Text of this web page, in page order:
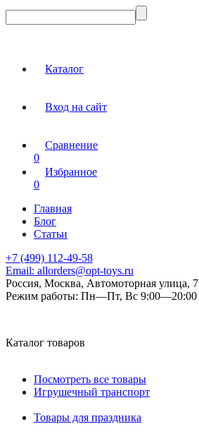
Каталог
Вход на сайт
Сравнение
0
Избранное
0
Главная
Блог
Статьи
+7 (499) 112-49-58
Email: allorders@opt-toys.ru
Россия, Москва, Автомоторная улица, 7
Режим работы: Пн—Пт, Вс 9:00—20:00
Каталог товаров
Посмотреть все товары
Игрушечный транспорт
Товары для праздника